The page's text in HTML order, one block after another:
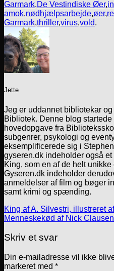
Garmark,De Vestindiske Øer,
amok,nødhjælpsarbejde,øer,
Garmark,thriller,virus,vold.
Jette
Jeg er uddannet bibliotekar
Bibliotek. Denne blog
hovedopgave fra
subgenrer, psykologi og
eksemplificerede sig i
gyseren.dk indeholder også
King, som en af de helt
Gyseren.dk indeholder
anmeldelser af film og bøger
samt krimi og spænding.
King af A. Silvestri, illustreret
Menneskekød af Nick Clausen
Skriv et svar
Din e-mailadresse vil ikke
markeret med *